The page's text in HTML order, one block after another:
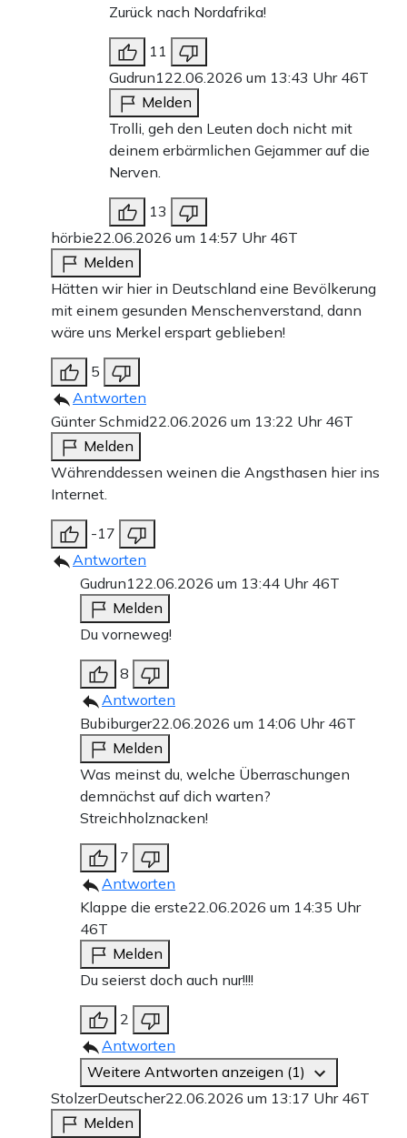
Zurück nach Nordafrika!
11
Gudrun122.06.2026 um 13:43 Uhr 46T
Melden
Trolli, geh den Leuten doch nicht mit
deinem erbärmlichen Gejammer auf die
Nerven.
13
hörbie22.06.2026 um 14:57 Uhr 46T
Melden
Hätten wir hier in Deutschland eine Bevölkerung
mit einem gesunden Menschenverstand, dann
wäre uns Merkel erspart geblieben!
5
Antworten
Günter Schmid22.06.2026 um 13:22 Uhr 46T
Melden
Währenddessen weinen die Angsthasen hier ins
Internet.
-17
Antworten
Gudrun122.06.2026 um 13:44 Uhr 46T
Melden
Du vorneweg!
8
Antworten
Bubiburger22.06.2026 um 14:06 Uhr 46T
Melden
Was meinst du, welche Überraschungen
demnächst auf dich warten?
Streichholznacken!
7
Antworten
Klappe die erste22.06.2026 um 14:35 Uhr
46T
Melden
Du seierst doch auch nur!!!!
2
Antworten
Weitere Antworten anzeigen (1)
StolzerDeutscher22.06.2026 um 13:17 Uhr 46T
Melden